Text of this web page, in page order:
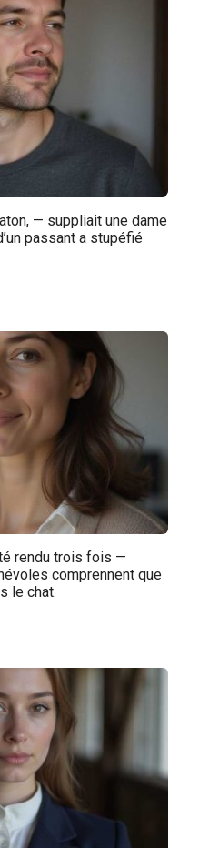
— suppliait une dame
passant a stupéfié
rendu trois fois —
comprennent que
le chat.